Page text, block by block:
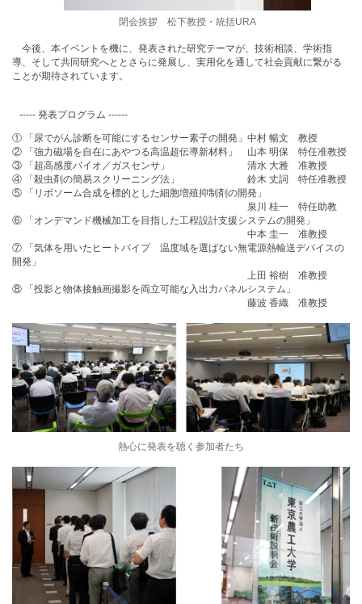
閉会挨拶 松下教授・統括URA
今後、本イベントを機に、発表された研究テーマが、技術相談、学術指
導、そして共同研究へととさらに発展し、実用化を通して社会貢献に繋がる
ことが期待されています。
----- 発表プログラム ------
① 「尿でがん診断を可能にするセンサー素子の開発」中村 暢文 教授
② 「強力磁場を自在にあやつる高温超伝導新材料」 山本 明保 特任准教授
③ 「超高感度バイオ／ガスセンサ」 清水 大雅 准教授
④ 「殺虫剤の簡易スクリーニング法」 鈴木 丈詞 特任准教授
⑤ 「リボソーム合成を標的とした細胞増殖抑制剤の開発」
泉川 桂一 特任助教
⑥ 「オンデマンド機械加工を目指した工程設計支援システムの開発」
中本 圭一 准教授
⑦ 「気体を用いたヒートパイプ 温度域を選ばない無電源熱輸送デバイスの
開発」
上田 裕樹 准教授
⑧ 「投影と物体接触画撮影を両立可能な入出力パネルシステム」
藤波 香織 准教授
熱心に発表を聴く参加者たち